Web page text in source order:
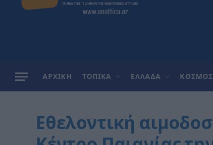
ΑΡΧΙΚΗ ΤΟΠΙΚΑ ΕΛΛΑΔΑ ΚΟΣΜΟΣ
Εθελοντική